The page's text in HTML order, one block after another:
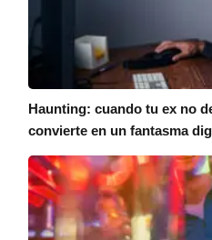
Haunting: cuando tu ex no
convierte en un fantasma